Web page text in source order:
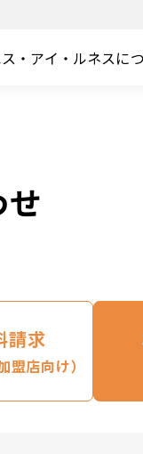
・アイ・ルネスに
請求
盟店向け）